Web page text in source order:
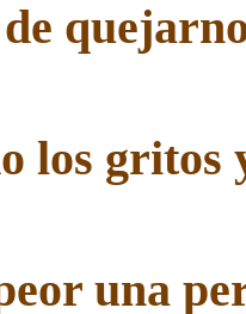
los gritos
una